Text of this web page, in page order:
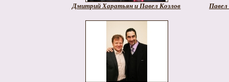
Дмитрий Харатьян и Павел Козлов Павел